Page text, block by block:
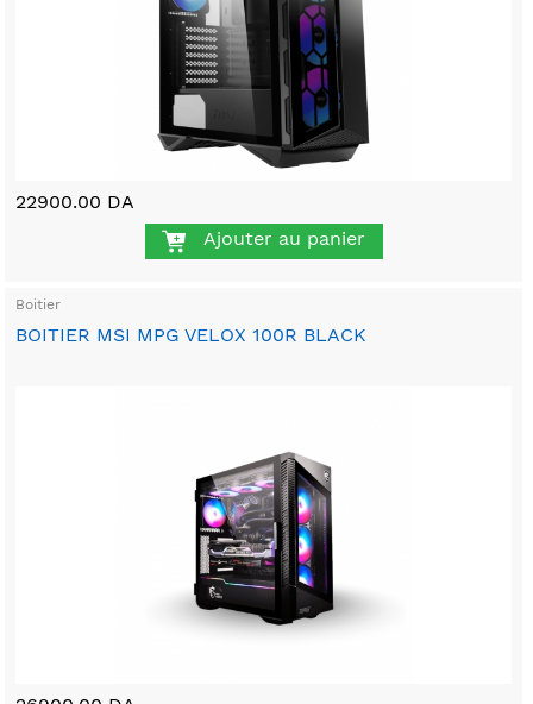
22900.00 DA
Ajouter au panier
Boitier
BOITIER MSI MPG VELOX 100R BLACK